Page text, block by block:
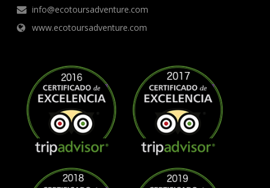
info@ecotoursadventure.com
www.ecotoursadventure.com